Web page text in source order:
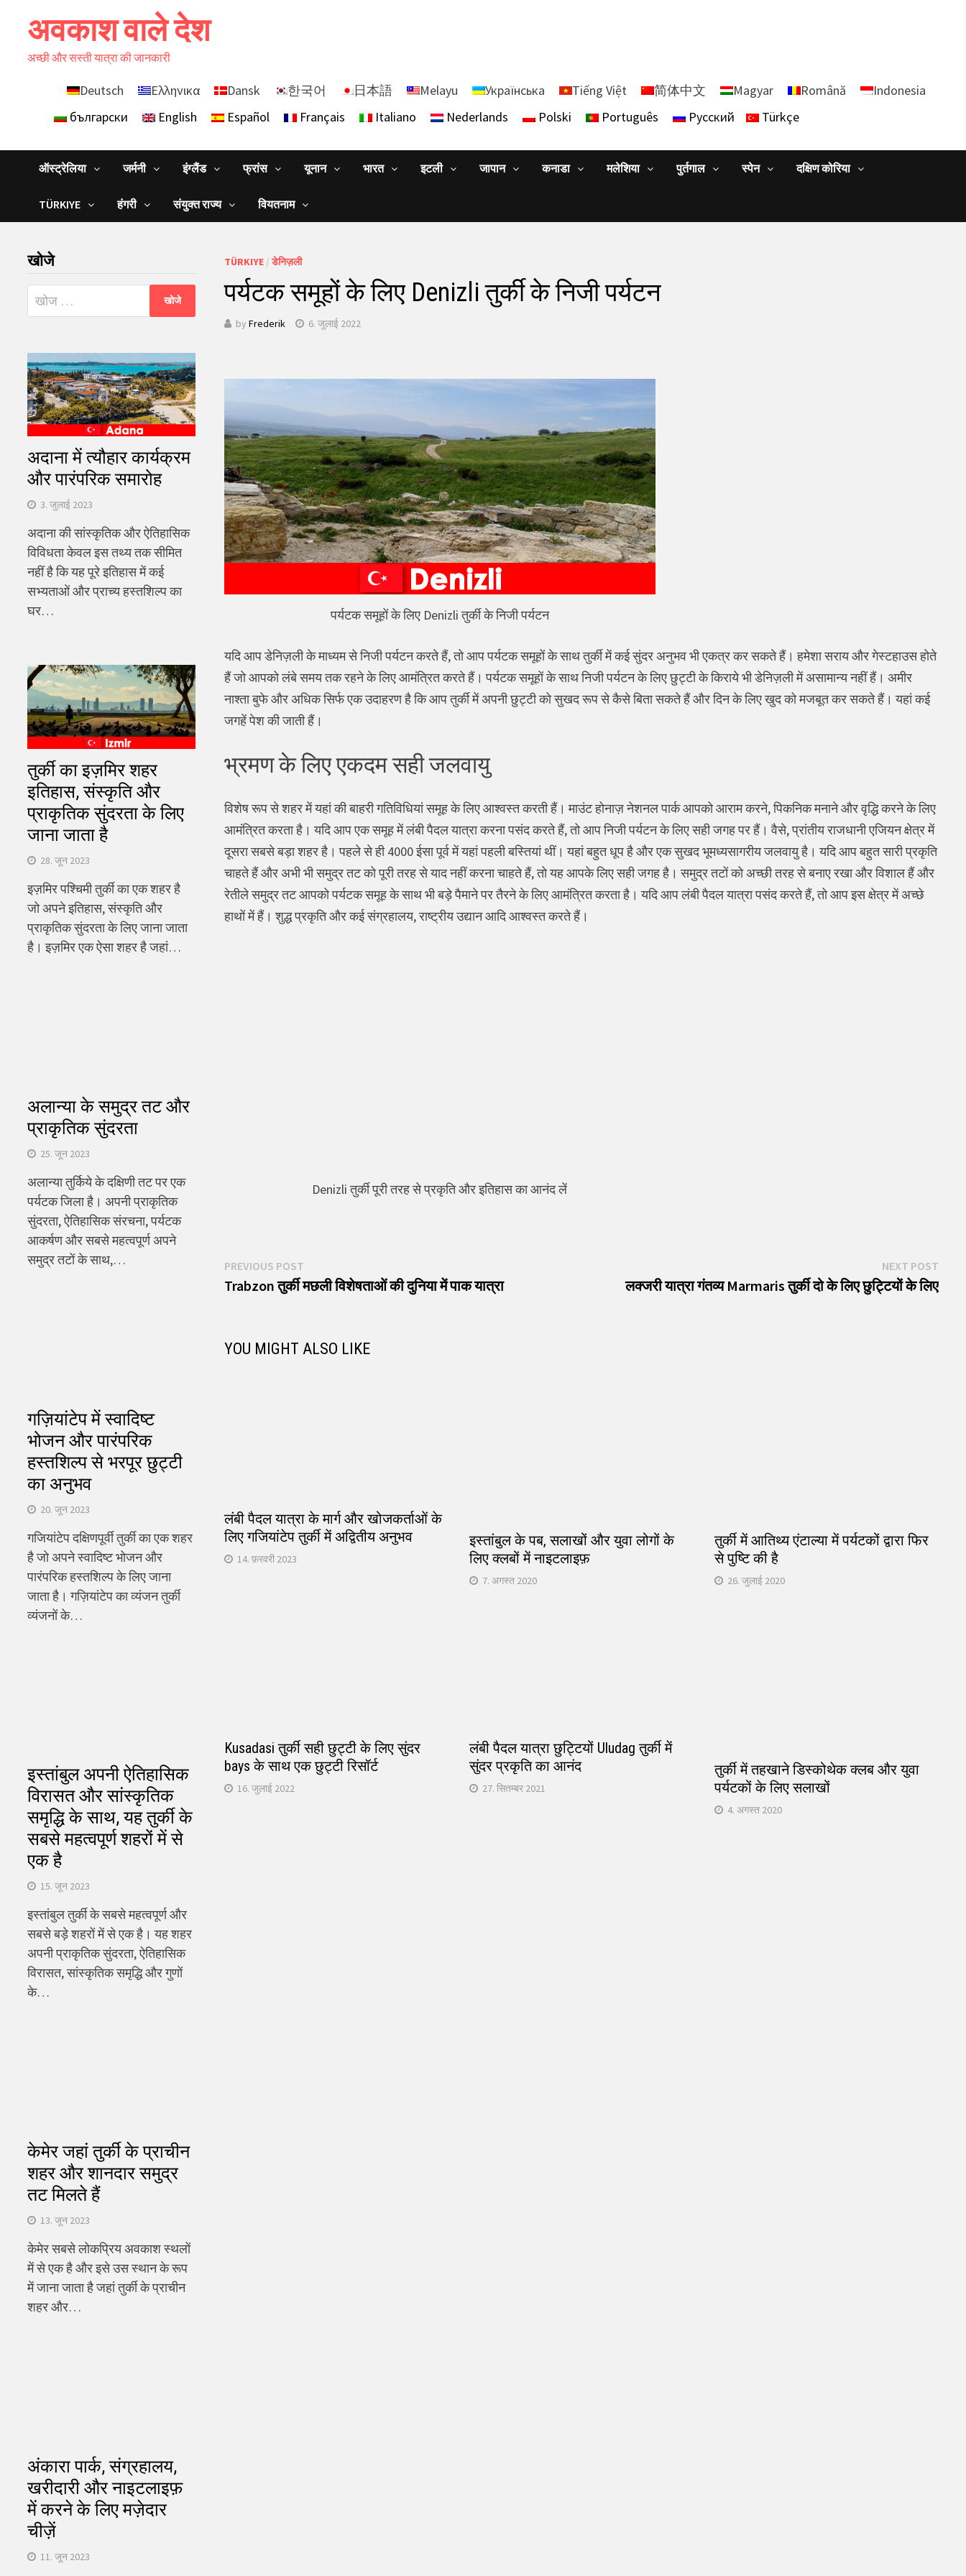
अवकाश वाले देश
अच्छी और सस्ती यात्रा की जानकारी
Deutsch Ελληνικα Dansk 한국어 日本語 Melayu Українська Tiếng Việt 简体中文 Magyar Română
Indonesia
български
English Español Français Italiano Nederlands Polski Português Русский Türkçe
ऑस्ट्रेलिया जर्मनी इंग्लैंड फ्रांस यूनान भारत इटली जापान कनाडा मलेशिया पुर्तगाल स्पेन दक्षिण कोरिया
TÜRKIYE हंगरी संयुक्त राज्य वियतनाम
TÜRKIYE/डेनिज़ली
पर्यटक समूहों के लिए Denizli तुर्की के निजी पर्यटन
by Frederik 6. जुलाई 2022
पर्यटक समूहों के लिए Denizli तुर्की के निजी पर्यटन
यदि आप डेनिज़ली के माध्यम से निजी पर्यटन करते हैं, तो आप पर्यटक समूहों के साथ तुर्की में कई सुंदर अनुभव भी एकत्र कर सकते हैं। हमेशा सराय और गेस्टहाउस होते
हैं जो आपको लंबे समय तक रहने के लिए आमंत्रित करते हैं। पर्यटक समूहों के साथ निजी पर्यटन के लिए छुट्टी के किराये भी डेनिज़ली में असामान्य नहीं हैं। अमीर
नाश्ता बुफे और अधिक सिर्फ एक उदाहरण है कि आप तुर्की में अपनी छुट्टी को सुखद रूप से कैसे बिता सकते हैं और दिन के लिए खुद को मजबूत कर सकते हैं। यहां कई
जगहें पेश की जाती हैं।
भ्रमण के लिए एकदम सही जलवायु
विशेष रूप से शहर में यहां की बाहरी गतिविधियां समूह के लिए आश्वस्त करती हैं। माउंट होनाज़ नेशनल पार्क आपको आराम करने, पिकनिक मनाने और वृद्धि करने के लिए
आमंत्रित करता है। यदि आप एक समूह में लंबी पैदल यात्रा करना पसंद करते हैं, तो आप निजी पर्यटन के लिए सही जगह पर हैं। वैसे, प्रांतीय राजधानी एजियन क्षेत्र में
दूसरा सबसे बड़ा शहर है। पहले से ही 4000 ईसा पूर्व में यहां पहली बस्तियां थीं। यहां बहुत धूप है और एक सुखद भूमध्यसागरीय जलवायु है। यदि आप बहुत सारी प्रकृति
चाहते हैं और अभी भी समुद्र तट को पूरी तरह से याद नहीं करना चाहते हैं, तो यह आपके लिए सही जगह है। समुद्र तटों को अच्छी तरह से बनाए रखा और विशाल हैं और
रेतीले समुद्र तट आपको पर्यटक समूह के साथ भी बड़े पैमाने पर तैरने के लिए आमंत्रित करता है। यदि आप लंबी पैदल यात्रा पसंद करते हैं, तो आप इस क्षेत्र में अच्छे
हाथों में हैं। शुद्ध प्रकृति और कई संग्रहालय, राष्ट्रीय उद्यान आदि आश्वस्त करते हैं।
Denizli तुर्की पूरी तरह से प्रकृति और इतिहास का आनंद लें
पोस्ट
नेविगेशन
PREVIOUS POSTPrevious
post:
Trabzon तुर्की मछली विशेषताओं की दुनिया में पाक यात्रा
NEXT POSTNext
post:
लक्जरी यात्रा गंतव्य Marmaris तुर्की दो के लिए छुट्टियों के लिए
YOU MIGHT ALSO LIKE
लंबी पैदल यात्रा के मार्ग और खोजकर्ताओं के
लिए गजियांटेप तुर्की में अद्वितीय अनुभव
14. फ़रवरी 2023
इस्तांबुल के पब, सलाखों और युवा लोगों के
लिए क्लबों में नाइटलाइफ़
7. अगस्त 2020
तुर्की में आतिथ्य एंटाल्या में पर्यटकों द्वारा फिर
से पुष्टि की है
26. जुलाई 2020
Kusadasi तुर्की सही छुट्टी के लिए सुंदर
bays के साथ एक छुट्टी रिसॉर्ट
16. जुलाई 2022
लंबी पैदल यात्रा छुट्टियों Uludag तुर्की में
सुंदर प्रकृति का आनंद
27. सितम्बर 2021
तुर्की में तहखाने डिस्कोथेक क्लब और युवा
पर्यटकों के लिए सलाखों
4. अगस्त 2020
खोजे
निम्न
को
अदाना में त्यौहार कार्यक्रम
और पारंपरिक समारोह
3. जुलाई 2023
अदाना की सांस्कृतिक और ऐतिहासिक
विविधता केवल इस तथ्य तक सीमित
नहीं है कि यह पूरे इतिहास में कई
सभ्यताओं और प्राच्य हस्तशिल्प का
घर…
तुर्की का इज़मिर शहर
इतिहास, संस्कृति और
प्राकृतिक सुंदरता के लिए
जाना जाता है
28. जून 2023
इज़मिर पश्चिमी तुर्की का एक शहर है
जो अपने इतिहास, संस्कृति और
प्राकृतिक सुंदरता के लिए जाना जाता
है। इज़मिर एक ऐसा शहर है जहां…
अलान्या के समुद्र तट और
प्राकृतिक सुंदरता
25. जून 2023
अलान्या तुर्किये के दक्षिणी तट पर एक
पर्यटक जिला है। अपनी प्राकृतिक
सुंदरता, ऐतिहासिक संरचना, पर्यटक
आकर्षण और सबसे महत्वपूर्ण अपने
समुद्र तटों के साथ,…
गज़ियांटेप में स्वादिष्ट
भोजन और पारंपरिक
हस्तशिल्प से भरपूर छुट्टी
का अनुभव
20. जून 2023
गजियांटेप दक्षिणपूर्वी तुर्की का एक शहर
है जो अपने स्वादिष्ट भोजन और
पारंपरिक हस्तशिल्प के लिए जाना
जाता है। गज़ियांटेप का व्यंजन तुर्की
व्यंजनों के…
इस्तांबुल अपनी ऐतिहासिक
विरासत और सांस्कृतिक
समृद्धि के साथ, यह तुर्की के
सबसे महत्वपूर्ण शहरों में से
एक है
15. जून 2023
इस्तांबुल तुर्की के सबसे महत्वपूर्ण और
सबसे बड़े शहरों में से एक है। यह शहर
अपनी प्राकृतिक सुंदरता, ऐतिहासिक
विरासत, सांस्कृतिक समृद्धि और गुणों
के…
केमेर जहां तुर्की के प्राचीन
शहर और शानदार समुद्र
तट मिलते हैं
13. जून 2023
केमेर सबसे लोकप्रिय अवकाश स्थलों
में से एक है और इसे उस स्थान के रूप
में जाना जाता है जहां तुर्की के प्राचीन
शहर और…
अंकारा पार्क, संग्रहालय,
खरीदारी और नाइटलाइफ़
में करने के लिए मज़ेदार
चीज़ें
11. जून 2023